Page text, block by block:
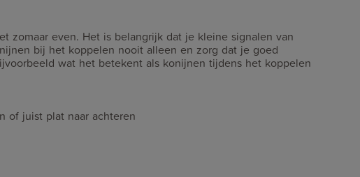
zomaar even. Het is belangrijk dat je kleine signalen van
bij het koppelen nooit alleen en zorg dat je goed
wat het betekent als konijnen tijdens het koppelen
of juist plat naar achteren